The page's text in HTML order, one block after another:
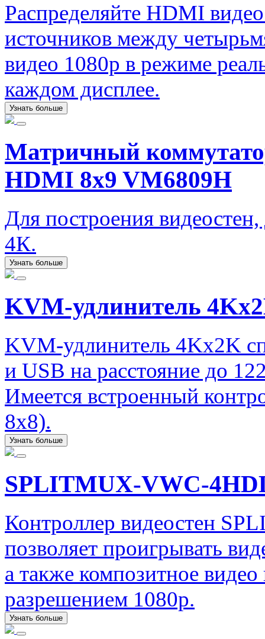
Распределяйте HDMI
источников между
видео 1080p в режиме
каждом дисплее.
Узнать больше
Матричный
HDMI 8x9 VM6809H
Для построения
4К.
Узнать больше
KVM-удлинитель
KVM-удлинитель 4Kx2K
и USB на расстояние до
Имеется встроенный
8х8).
Узнать больше
SPLITMUX-VWC-
Контроллер видеостен
позволяет проигрывать
а также композитное
разрешением 1080p.
Узнать больше